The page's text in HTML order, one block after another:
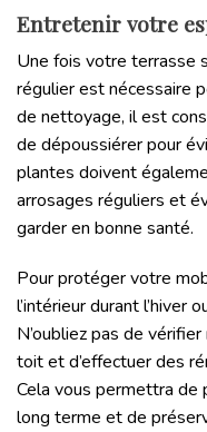
Entretenir votre
Une fois votre terrasse
régulier est nécessaire
de nettoyage, il est
de dépoussiérer pour
plantes doivent
arrosages réguliers et
garder en bonne santé.
Pour protéger votre
l’intérieur durant l’hiver
N’oubliez pas de
toit et d’effectuer des
Cela vous permettra
long terme et de